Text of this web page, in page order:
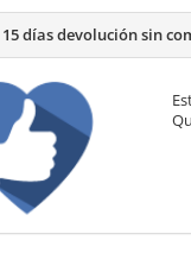
15 días devolución sin